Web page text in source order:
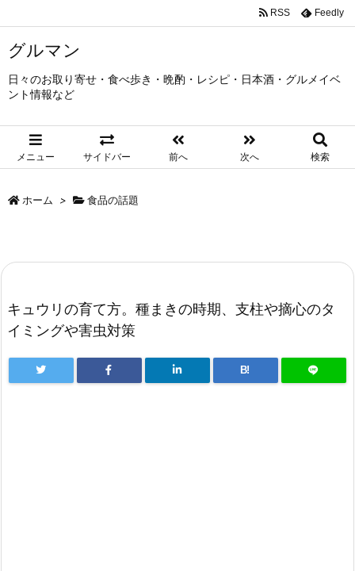
グルマン
日々のお取り寄せ・食べ歩き・晩酌・レシピ・日本酒・グルメイベ
ント情報など
メニュー サイドバー 前へ 次へ 検索
RSS Feedly
ホーム > 食品の話題
キュウリの育て方。種まきの時期、支柱や摘心のタ
イミングや害虫対策
B!